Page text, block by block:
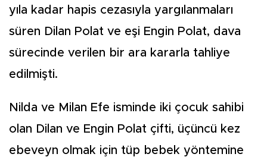
yıla kadar hapis cezasıyla yargılanmaları
süren Dilan Polat ve eşi Engin Polat, dava
sürecinde verilen bir ara kararla tahliye
edilmişti.
Nilda ve Milan Efe isminde iki çocuk sahibi
olan Dilan ve Engin Polat çifti, üçüncü kez
ebeveyn olmak için tüp bebek yöntemine